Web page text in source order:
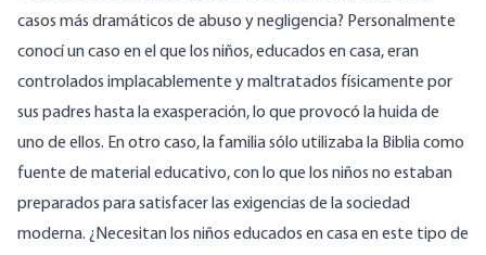
casos más dramáticos de abuso y negligencia? Personalmente
conocí un caso en el que los niños, educados en casa, eran
controlados implacablemente y maltratados físicamente por
sus padres hasta la exasperación, lo que provocó la huida de
uno de ellos. En otro caso, la familia sólo utilizaba la Biblia como
fuente de material educativo, con lo que los niños no estaban
preparados para satisfacer las exigencias de la sociedad
moderna. ¿Necesitan los niños educados en casa en este tipo de